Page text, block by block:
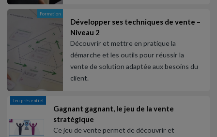
Formation
Développer ses techniques de vente –
Niveau 2
Découvrir et mettre en pratique la
démarche et les outils pour réussir la
vente de solution adaptée aux besoins du
client.
Jeu présentiel
Gagnant gagnant, le jeu de la vente
stratégique
Ce jeu de vente permet de découvrir et